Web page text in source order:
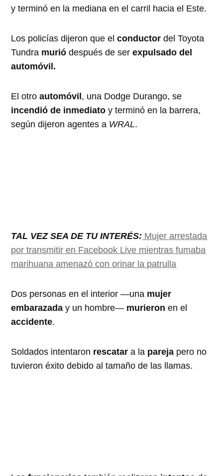
y terminó en la mediana en el carril hacia el Este.
Los policías dijeron que elconductor del Toyota
Tundra murió después de serexpulsado del
automóvil.
El otroautomóvil, una Dodge Durango, se
incendió de inmediato y terminó en la barrera,
según dijeron agentes a WRAL.
TAL VEZ SEA DE TU INTERÉS: Mujer arrestada
por transmitir en Facebook Live mientras fumaba
marihuana amenazó con orinar la patrulla
Dos personas en el interior —una mujer
embarazada y un hombre— murieron en el
accidente.
Soldados intentaron rescatar a la pareja pero no
tuvieron éxito debido al tamaño de las llamas.